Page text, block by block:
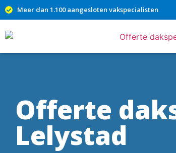
Meer dan 1.100 aangesloten vakspecialisten
Offerte
Lelystad